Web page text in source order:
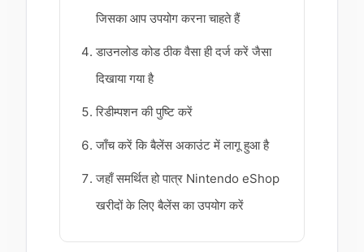
जिसका आप उपयोग करना चाहते हैं
डाउनलोड कोड ठीक वैसा ही दर्ज करें जैसा
दिखाया गया है
रिडीम्पशन की पुष्टि करें
जाँच करें कि बैलेंस अकाउंट में लागू हुआ है
जहाँ समर्थित हो पात्र Nintendo eShop
खरीदों के लिए बैलेंस का उपयोग करें